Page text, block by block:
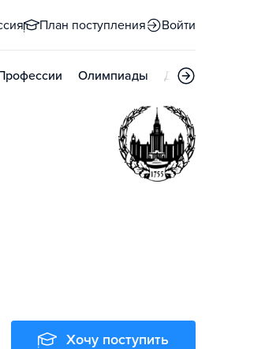
План поступления Войти
Олимпиады Дни открытых
Хочу поступить